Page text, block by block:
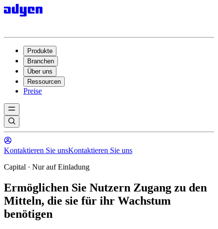
Produkte
Branchen
Über uns
Ressourcen
Preise
Kontaktieren Sie unsKontaktieren Sie uns
Capital · Nur auf Einladung
Ermöglichen Sie Nutzern Zugang zu den
Mitteln, die sie für ihr Wachstum
benötigen